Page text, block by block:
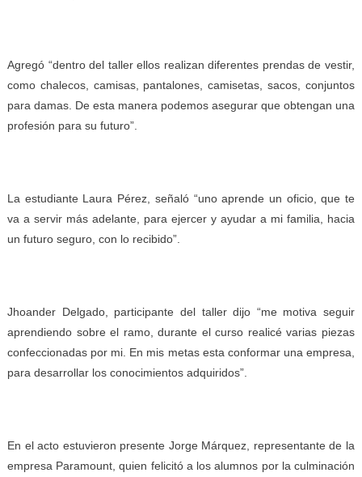
Agregó “dentro del taller ellos realizan diferentes prendas de vestir,
como chalecos, camisas, pantalones, camisetas, sacos, conjuntos
para damas. De esta manera podemos asegurar que obtengan una
profesión para su futuro”.
La estudiante Laura Pérez, señaló “uno aprende un oficio, que te
va a servir más adelante, para ejercer y ayudar a mi familia, hacia
un futuro seguro, con lo recibido”.
Jhoander Delgado, participante del taller dijo “me motiva seguir
aprendiendo sobre el ramo, durante el curso realicé varias piezas
confeccionadas por mi. En mis metas esta conformar una empresa,
para desarrollar los conocimientos adquiridos”.
En el acto estuvieron presente Jorge Márquez, representante de la
empresa Paramount, quien felicitó a los alumnos por la culminación